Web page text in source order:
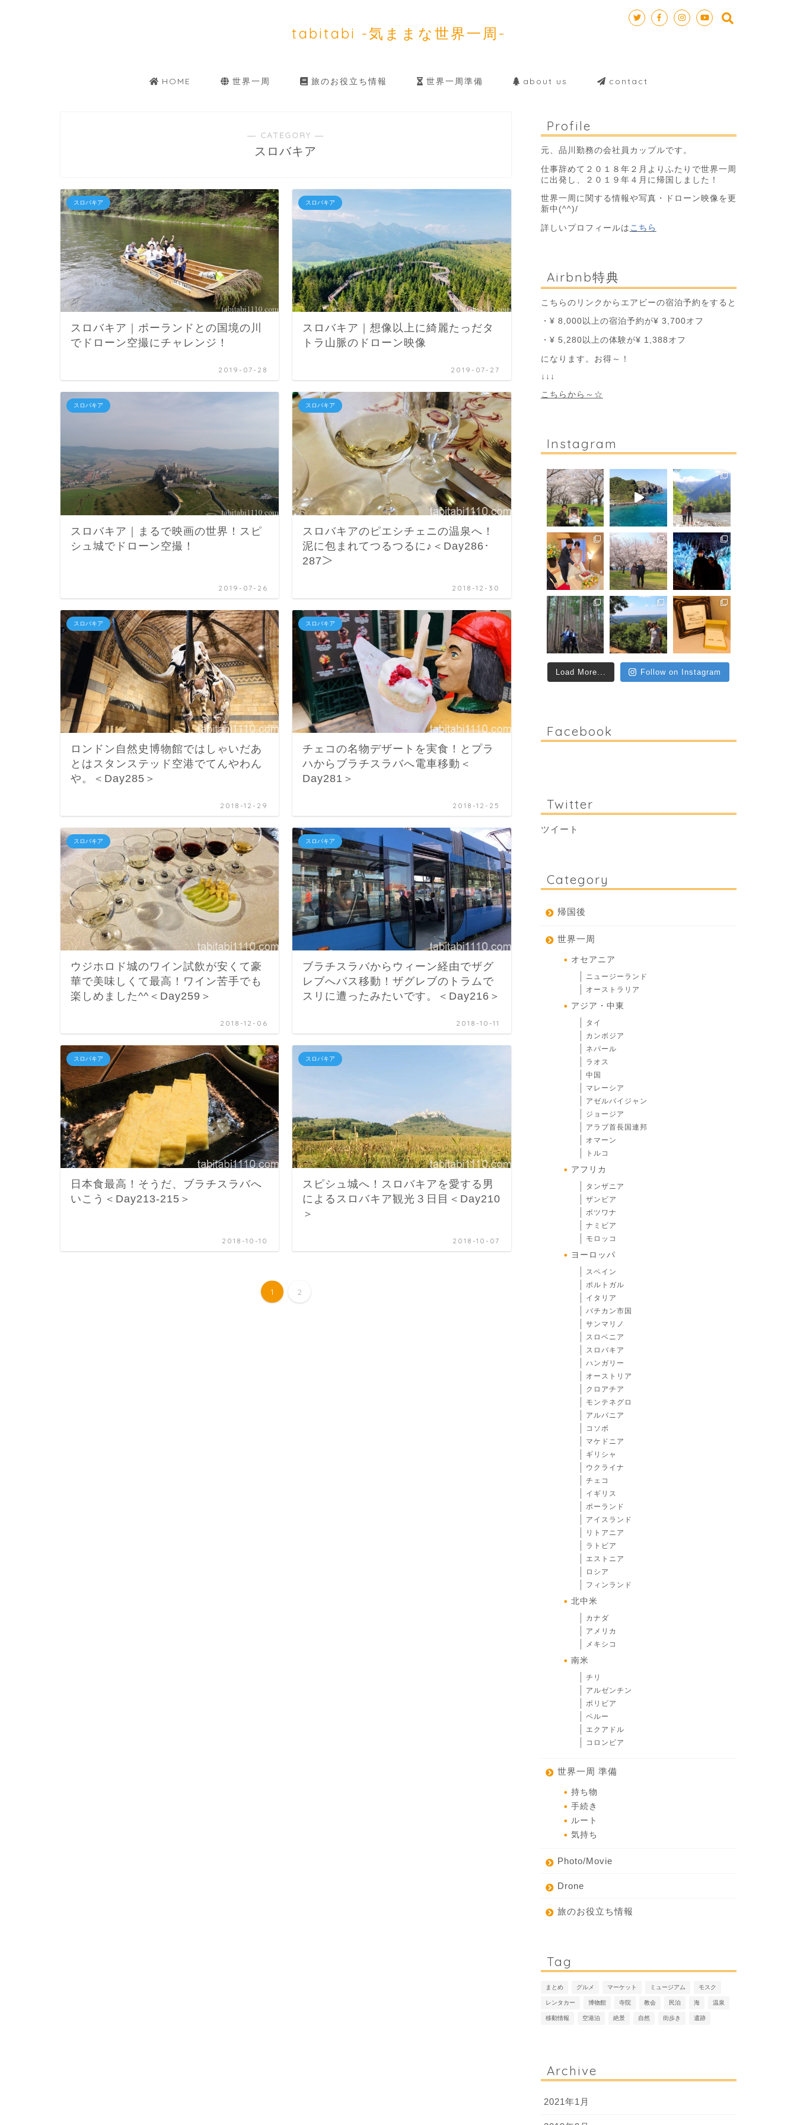
tabitabi -気ままな世界一周-
HOME 世界一周 旅のお役立ち情報 世界一周準備 about us contact
― CATEGORY ―
スロバキア
スロバキア
スロバキア｜ポーランドとの国境の川
でドローン空撮にチャレンジ！
2019-07-28
スロバキア
スロバキア｜想像以上に綺麗たっだタ
トラ山脈のドローン映像
2019-07-27
スロバキア
スロバキア｜まるで映画の世界！スピ
シュ城でドローン空撮！
2019-07-26
スロバキア
スロバキアのピエシチェニの温泉へ！
泥に包まれてつるつるに♪＜Day286･
287＞
2018-12-30
スロバキア
ロンドン自然史博物館ではしゃいだあ
とはスタンステッド空港でてんやわん
や。＜Day285＞
2018-12-29
スロバキア
チェコの名物デザートを実食！とプラ
ハからブラチスラバへ電車移動＜
Day281＞
2018-12-25
スロバキア
ウジホロド城のワイン試飲が安くて豪
華で美味しくて最高！ワイン苦手でも
楽しめました^^＜Day259＞
2018-12-06
スロバキア
ブラチスラバからウィーン経由でザグ
レブへバス移動！ザグレブのトラムで
スリに遭ったみたいです。＜Day216＞
2018-10-11
スロバキア
日本食最高！そうだ、ブラチスラバへ
いこう＜Day213-215＞
2018-10-10
スロバキア
スピシュ城へ！スロバキアを愛する男
によるスロバキア観光３日目＜Day210
＞
2018-10-07
1 2
Profile
元、品川勤務の会社員カップルです。
仕事辞めて２０１８年２月よりふたりで世界一周
に出発し、２０１９年４月に帰国しました！
世界一周に関する情報や写真・ドローン映像を更
新中(^^)/
詳しいプロフィールは こちら
Airbnb特典
こちらのリンクからエアビーの宿泊予約をすると
・¥ 8,000以上の宿泊予約が¥ 3,700オフ
・¥ 5,280以上の体験が¥ 1,388オフ
になります。お得～！
↓↓↓
こちらから～☆
Instagram
Load More... Follow on Instagram
Facebook
Twitter
ツイート
Category
帰国後
世界一周
オセアニア
ニュージーランド
オーストラリア
アジア・中東
タイ
カンボジア
ネパール
ラオス
中国
マレーシア
アゼルバイジャン
ジョージア
アラブ首長国連邦
オマーン
トルコ
アフリカ
タンザニア
ザンビア
ボツワナ
ナミビア
モロッコ
ヨーロッパ
スペイン
ポルトガル
イタリア
バチカン市国
サンマリノ
スロベニア
スロバキア
ハンガリー
オーストリア
クロアチア
モンテネグロ
アルバニア
コソボ
マケドニア
ギリシャ
ウクライナ
チェコ
イギリス
ポーランド
アイスランド
リトアニア
ラトビア
エストニア
ロシア
フィンランド
北中米
カナダ
アメリカ
メキシコ
南米
チリ
アルゼンチン
ボリビア
ペルー
エクアドル
コロンビア
世界一周 準備
持ち物
手続き
ルート
気持ち
Photo/Movie
Drone
旅のお役立ち情報
Tag
まとめ グルメ マーケット ミュージアム モスク
レンタカー 博物館 寺院 教会 民泊 海 温泉
移動情報 空港泊 絶景 自然 街歩き 遺跡
Archive
2021年1月